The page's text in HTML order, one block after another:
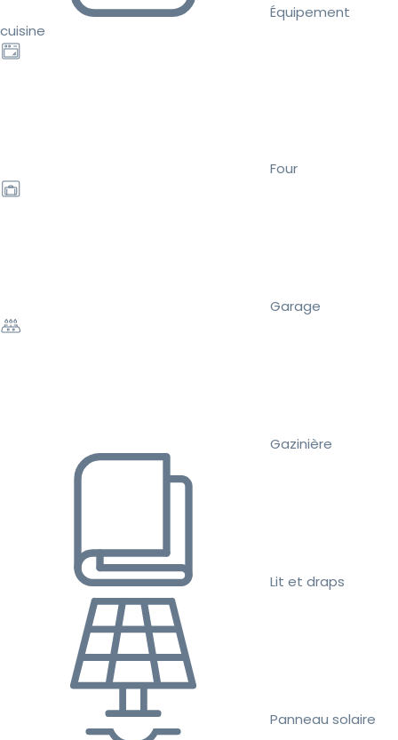
Équipement
cuisine
Four
Garage
Gazinière
Lit et draps
Panneau solaire